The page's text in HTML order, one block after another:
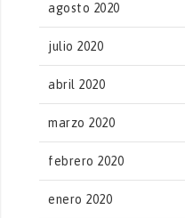
agosto 2020
julio 2020
abril 2020
marzo 2020
febrero 2020
enero 2020